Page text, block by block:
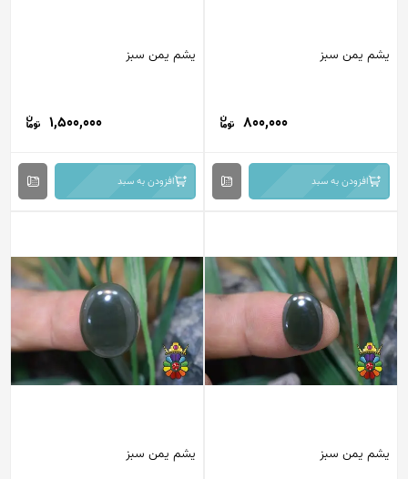
یشم یمن سبز
800,000
افزودن به سبد
یشم یمن سبز
1,500,000
افزودن به سبد
یشم یمن سبز یشم یمن سبز